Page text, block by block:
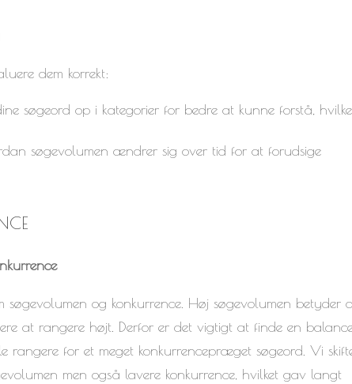
dem korrekt:
søgeord op i kategorier for bedre at kunne forstå, hvilke
søgevolumen ændrer sig over tid for at forudsige
søgevolumen og konkurrence. Høj søgevolumen betyder
at rangere højt. Derfor er det vigtigt at finde en
rangere for et meget konkurrencepræget søgeord. Vi
men også lavere konkurrence, hvilket gav langt